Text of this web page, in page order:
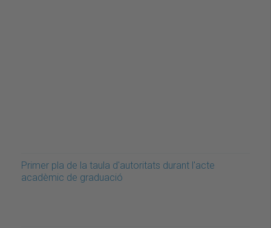
Primer pla de la taula d'autoritats durant l'acte
acadèmic de graduació